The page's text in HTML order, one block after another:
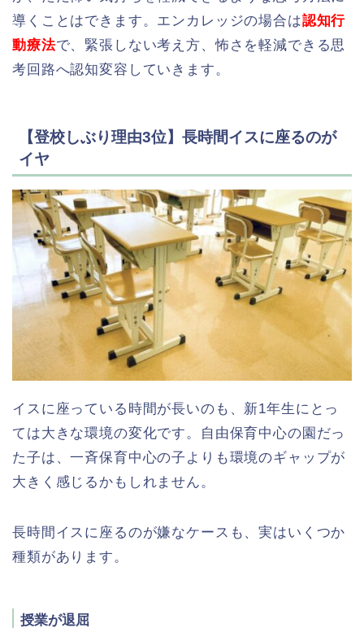
導くことはできます。エンカレッジの場合は認知行
動療法で、緊張しない考え方、怖さを軽減できる思
考回路へ認知変容していきます。
【登校しぶり理由3位】長時間イスに座るのが
イヤ
イスに座っている時間が長いのも、新1年生にとっ
ては大きな環境の変化です。自由保育中心の園だっ
た子は、一斉保育中心の子よりも環境のギャップが
大きく感じるかもしれません。
長時間イスに座るのが嫌なケースも、実はいくつか
種類があります。
授業が退屈